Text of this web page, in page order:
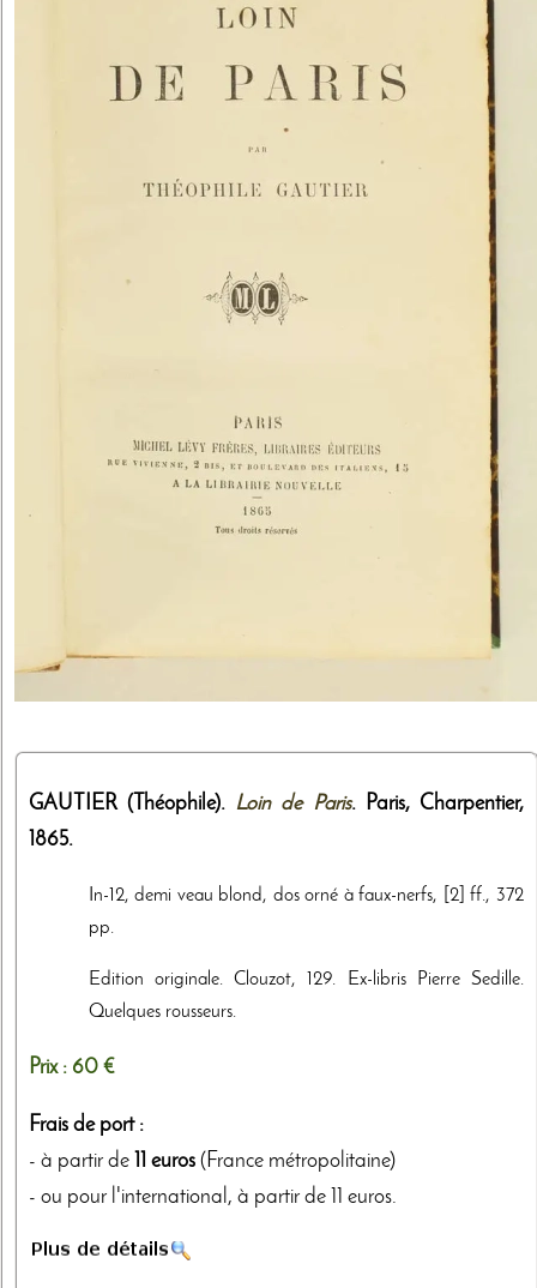
GAUTIER (Théophile). Loin de Paris. Paris, Charpentier,
1865.
In-12, demi veau blond, dos orné à faux-nerfs, [2] ff., 372
pp.
Edition originale. Clouzot, 129. Ex-libris Pierre Sedille.
Quelques rousseurs.
Prix : 60 €
Frais de port :
- à partir de
11 euros (France métropolitaine)
- ou pour l'international, à partir de 11 euros.